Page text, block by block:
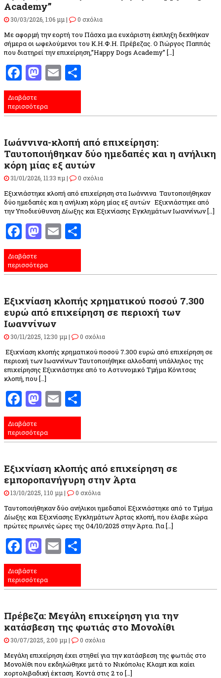
Academy”
30/03/2026, 1:06 μμ | 0 σχόλια
Με αφορμή την εορτή του Πάσχα μια ευχάριστη έκπληξη δεχθήκαν
σήμερα οι ωφελούμενοι του Κ.Η.Φ.Η. Πρέβεζας. Ο Γιώργος Παππάς
που διατηρεί την επιχείρηση,”Happy Dogs Academy” […]
Facebook
Mastodon
Email
Διαβάστε
περισσότερα
Ιωάννινα-κλοπή από επιχείρηση:
Ταυτοποιήθηκαν δύο ημεδαπές και η ανήλικη
κόρη μίας εξ αυτών
31/01/2026, 11:33 πμ | 0 σχόλια
Εξιχνιάστηκε κλοπή από επιχείρηση στα Ιωάννινα Ταυτοποιήθηκαν
δύο ημεδαπές και η ανήλικη κόρη μίας εξ αυτών Εξιχνιάστηκε από
την Υποδιεύθυνση Δίωξης και Εξιχνίασης Εγκλημάτων Ιωαννίνων […]
Facebook
Mastodon
Email
Διαβάστε
περισσότερα
Εξιχνίαση κλοπής χρηματικού ποσού 7.300
ευρώ από επιχείρηση σε περιοχή των
Ιωαννίνων
30/11/2025, 12:30 μμ | 0 σχόλια
Εξιχνίαση κλοπής χρηματικού ποσού 7.300 ευρώ από επιχείρηση σε
περιοχή των Ιωαννίνων Ταυτοποιήθηκε αλλοδαπή υπάλληλος της
επιχείρησης Εξιχνιάστηκε από το Αστυνομικό Τμήμα Κόνιτσας
κλοπή, που […]
Facebook
Mastodon
Email
Διαβάστε
περισσότερα
Εξιχνίαση κλοπής από επιχείρηση σε
εμποροπανήγυρη στην Άρτα
13/10/2025, 1:10 μμ | 0 σχόλια
Ταυτοποιήθηκαν δύο ανήλικοι ημεδαποί Εξιχνιάστηκε από το Τμήμα
Δίωξης και Εξιχνίασης Εγκλημάτων Άρτας κλοπή, που έλαβε χώρα
πρώτες πρωινές ώρες της 04/10/2025 στην Άρτα. Για […]
Facebook
Mastodon
Email
Διαβάστε
περισσότερα
Πρέβεζα: Μεγάλη επιχείρηση για την
κατάσβεση της φωτιάς στο Μονολίθι
30/07/2025, 2:00 μμ | 0 σχόλια
Μεγάλη επιχείρηση έχει στηθεί για την κατάσβεση της φωτιάς στο
Μονολίθι που εκδηλώθηκε μετά το Νικόπολις Κλαμπ και καίει
χορτολιβαδική έκταση. Κοντά στις 2 το […]